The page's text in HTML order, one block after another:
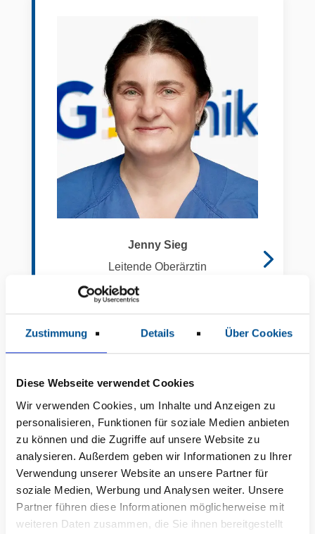
Zustimmung Details Über Cookies
Diese Webseite verwendet Cookies
Wir verwenden Cookies, um Inhalte und Anzeigen zu
personalisieren, Funktionen für soziale Medien anbieten
zu können und die Zugriffe auf unsere Website zu
analysieren. Außerdem geben wir Informationen zu Ihrer
Verwendung unserer Website an unsere Partner für
soziale Medien, Werbung und Analysen weiter. Unsere
Partner führen diese Informationen möglicherweise mit
weiteren Daten zusammen, die Sie ihnen bereitgestellt
Jenny Sieg
Leitende Oberärztin